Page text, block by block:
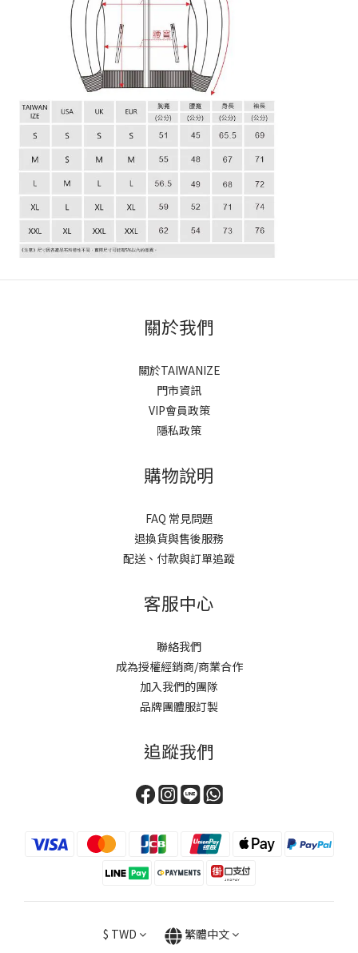
關於我們
關於TAIWANIZE
門市資訊
VIP會員政策
隱私政策
購物說明
FAQ 常見問題
退換貨與售後服務
配送、付款與訂單追蹤
客服中心
聯絡我們
成為授權經銷商/商業合作
加入我們的團隊
品牌團體服訂製
追蹤我們
$ TWD 繁體中文